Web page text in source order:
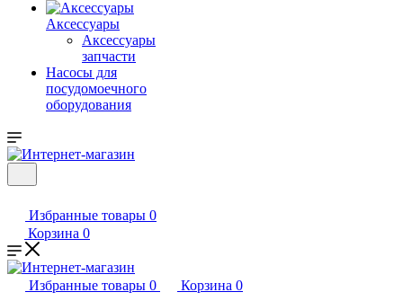
Аксессуары
Аксессуары
запчасти
Насосы для
посудомоечного
оборудования
Избранные товары 0
Корзина 0
Избранные товары 0 Корзина 0